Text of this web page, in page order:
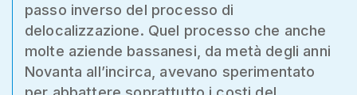
passo inverso del processo di
delocalizzazione. Quel processo che anche
molte aziende bassanesi, da metà degli anni
Novanta all’incirca, avevano sperimentato